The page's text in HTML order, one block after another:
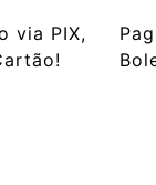
via PIX,